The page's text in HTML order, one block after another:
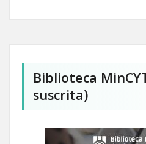
Biblioteca
suscrita)